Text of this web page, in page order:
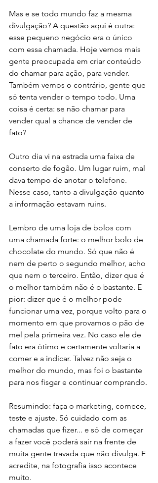
Mas e se todo mundo faz a mesma
divulgação? A questão aqui é outra:
esse pequeno negócio era o único
com essa chamada. Hoje vemos mais
gente preocupada em criar conteúdo
do chamar para ação, para vender.
Também vemos o contrário, gente que
só tenta vender o tempo todo. Uma
coisa é certa: se não chamar para
vender qual a chance de vender de
fato?
Outro dia vi na estrada uma faixa de
conserto de fogão. Um lugar ruim, mal
dava tempo de anotar o telefone.
Nesse caso, tanto a divulgação quanto
a informação estavam ruins.
Lembro de uma loja de bolos com
uma chamada forte: o melhor bolo de
chocolate do mundo. Só que não é
nem de perto o segundo melhor, acho
que nem o terceiro. Então, dizer que é
o melhor também não é o bastante. E
pior: dizer que é o melhor pode
funcionar uma vez, porque volto para o
momento em que provamos o pão de
mel pela primeira vez. No caso ele de
fato era ótimo e certamente voltaria a
comer e a indicar. Talvez não seja o
melhor do mundo, mas foi o bastante
para nos fisgar e continuar comprando.
Resumindo: faça o marketing, comece,
teste e ajuste. Só cuidado com as
chamadas que fizer... e só de começar
a fazer você poderá sair na frente de
muita gente travada que não divulga. E
acredite, na fotografia isso acontece
muito.